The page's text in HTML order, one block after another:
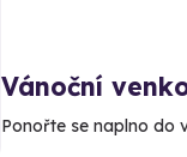
Vánoční
Ponořte se naplno do